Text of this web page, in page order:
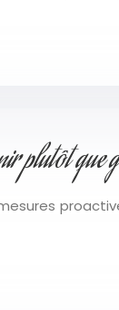
plutôt que